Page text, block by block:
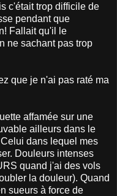
c'était trop difficile de
pendant que
Fallait qu'il le
ne sachant pas trop
que je n'ai pas raté ma
affamée sur une
ailleurs dans le
dans lequel mes
Douleurs intenses
quand j'ai des vols
la douleur). Quand
sueurs à force de